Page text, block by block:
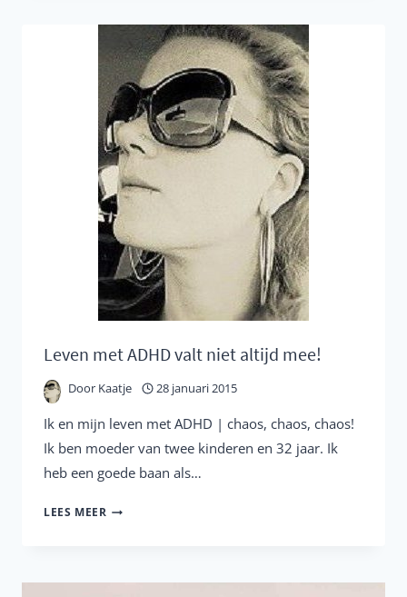
IN
HET
LEVEN
VAN
ADHD’ER
KARIN
Leven met ADHD valt niet altijd mee!
Door Kaatje 28 januari 2015
Ik en mijn leven met ADHD | chaos, chaos, chaos!
Ik ben moeder van twee kinderen en 32 jaar. Ik
heb een goede baan als…
LEES MEER LEVEN
VALT